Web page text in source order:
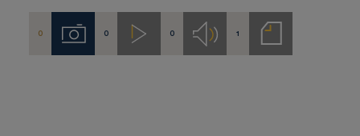
0 Imágenes
0 Videos
0 Audios1
Notas
de